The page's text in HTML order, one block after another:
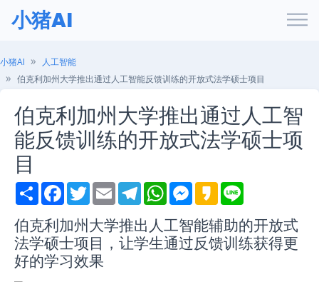
小猪AI
小猪AI
人工智能
伯克利加州大学推出通过人工智能反馈训练的开放式法学硕士项目
伯克利加州大学推出通过人工智
能反馈训练的开放式法学硕士项
目
S
h
r
e
F
a
e
b
o
o
k
T
w
t
t
e
r
E
m
i
l
T
e
e
g
r
W
h
t
s
A
M
e
s
e
n
K
a
a
o
e
伯克利加州大学推出人工智能辅助的开放式
法学硕士项目，让学生通过反馈训练获得更
好的学习效果